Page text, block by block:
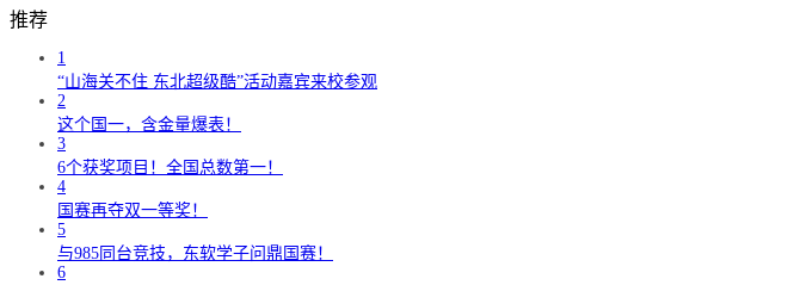
推荐
1
“山海关不住 东北超级酷”活动嘉宾来校参观
2
这个国一，含金量爆表！
3
6个获奖项目！全国总数第一！
4
国赛再夺双一等奖！
5
与985同台竞技，东软学子问鼎国赛！
6